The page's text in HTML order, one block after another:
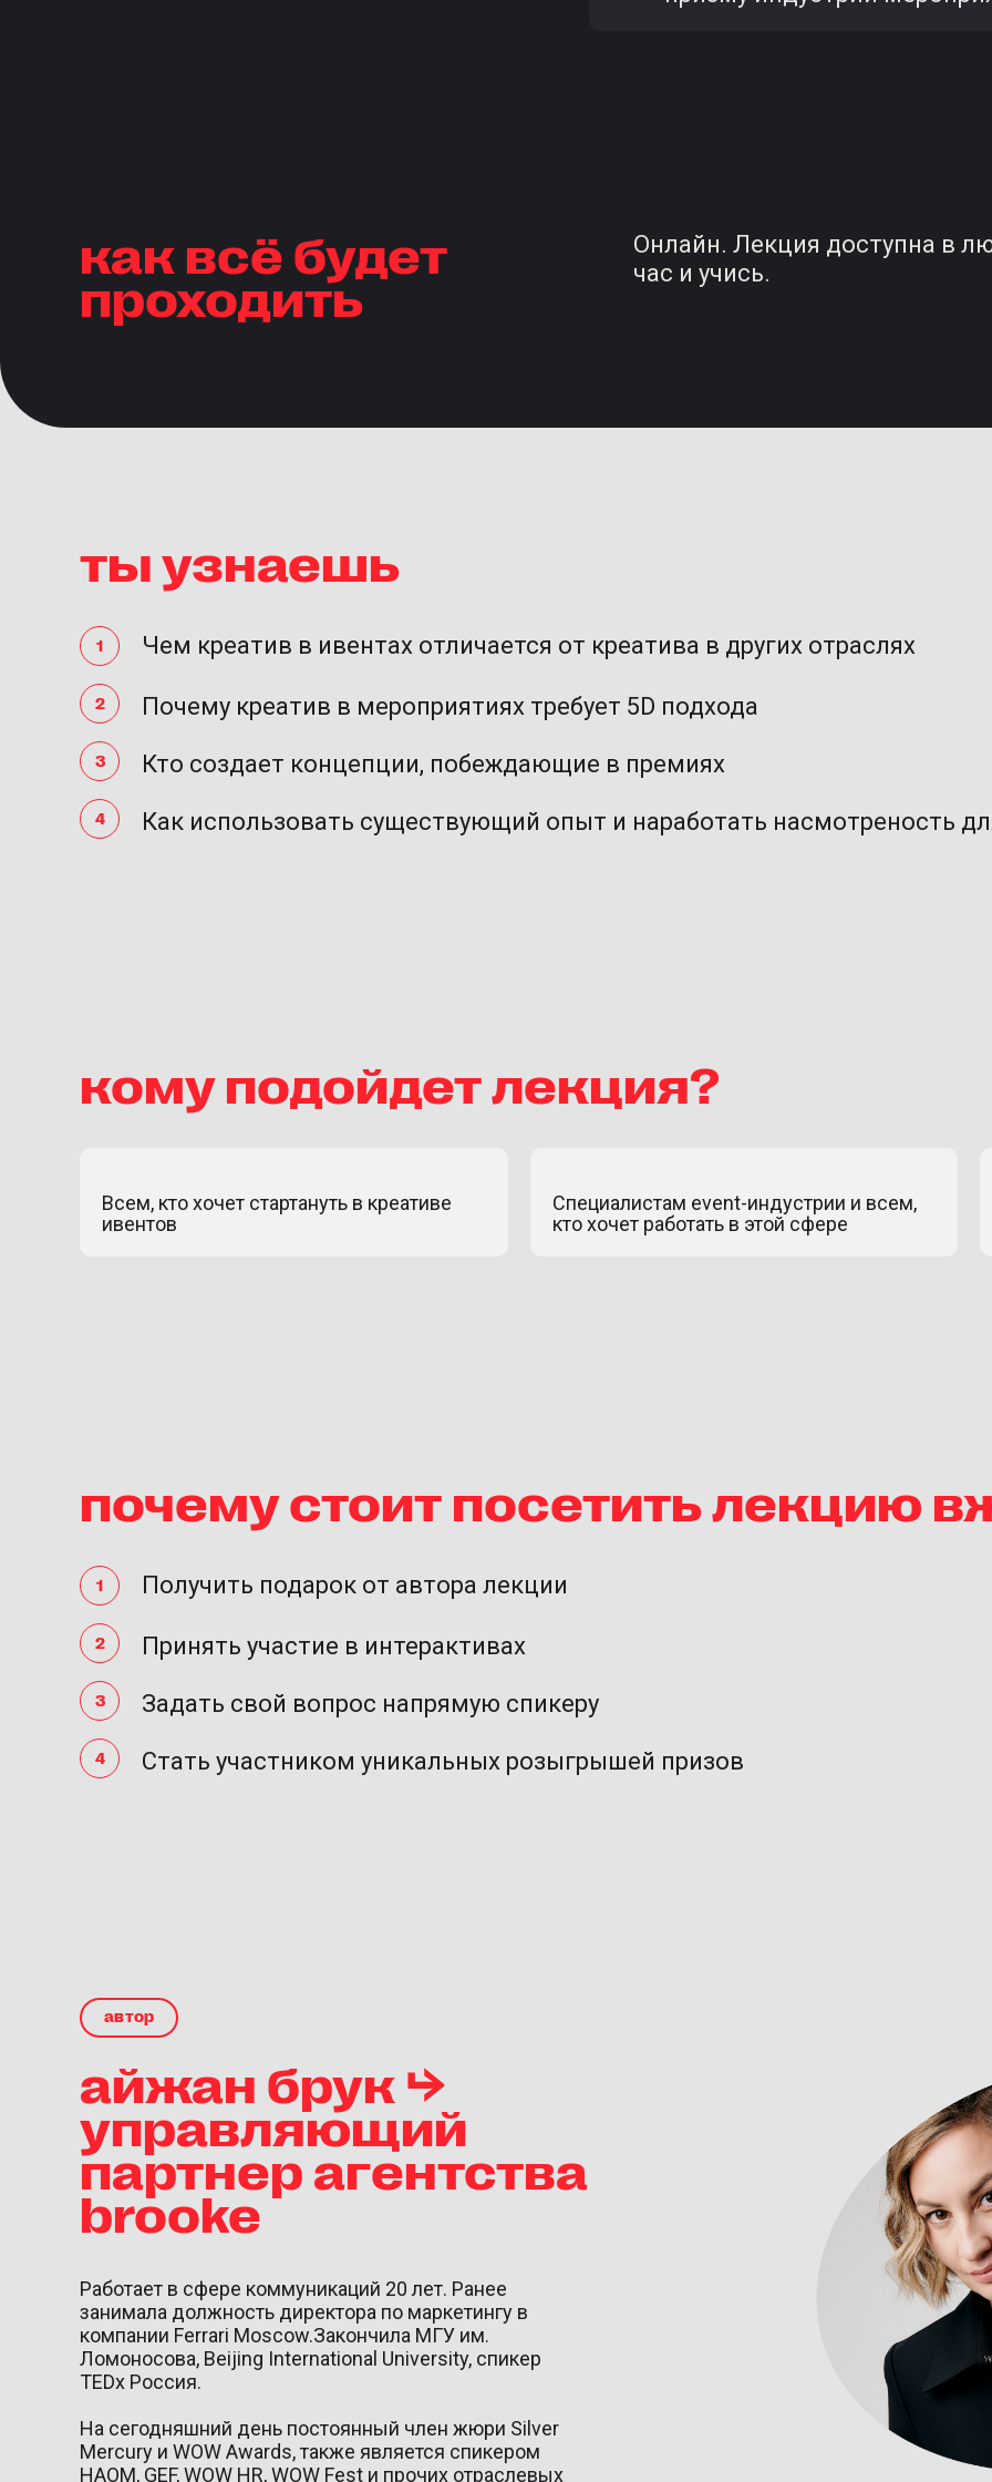
как всё будет
проходить
Онлайн. Лекция доступна в
час и учись.
ты узнаешь
Чем креатив в ивентах отличается от креатива в других отраслях
Почему креатив в мероприятиях требует 5D подхода
Кто создает концепции, побеждающие в премиях
Как использовать существующий опыт и наработать насмотреность
кому подойдет лекция?
Всем, кто хочет стартануть в креативе
ивентов
Специалистам event-индустрии и всем,
кто хочет работать в этой сфере
почему стоит посетить лекцию
Получить подарок от автора лекции
Принять участие в интерактивах
Задать свой вопрос напрямую спикеру
Стать участником уникальных розыгрышей призов
автор
айжан брук ⮡
управляющий
партнер агентства
brooke
Работает в сфере коммуникаций 20 лет. Ранее
занимала должность директора по маркетингу в
компании Ferrari Moscow.Закончила МГУ им.
Ломоносова, Beijing International University, спикер
TEDx Россия.
На сегодняшний день постоянный член жюри Silver
Mercury и WOW Awards, также является спикером
НАОМ, GEF, WOW HR, WOW Fest и прочих отраслевых